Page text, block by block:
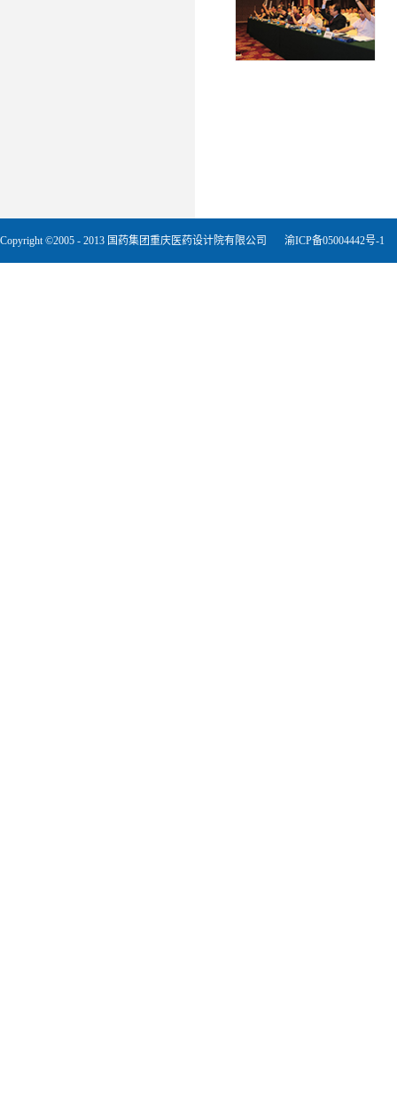
Copyright ©2005 - 2013 国药集团重庆医药设计院有限公司 渝ICP备05004442号-1